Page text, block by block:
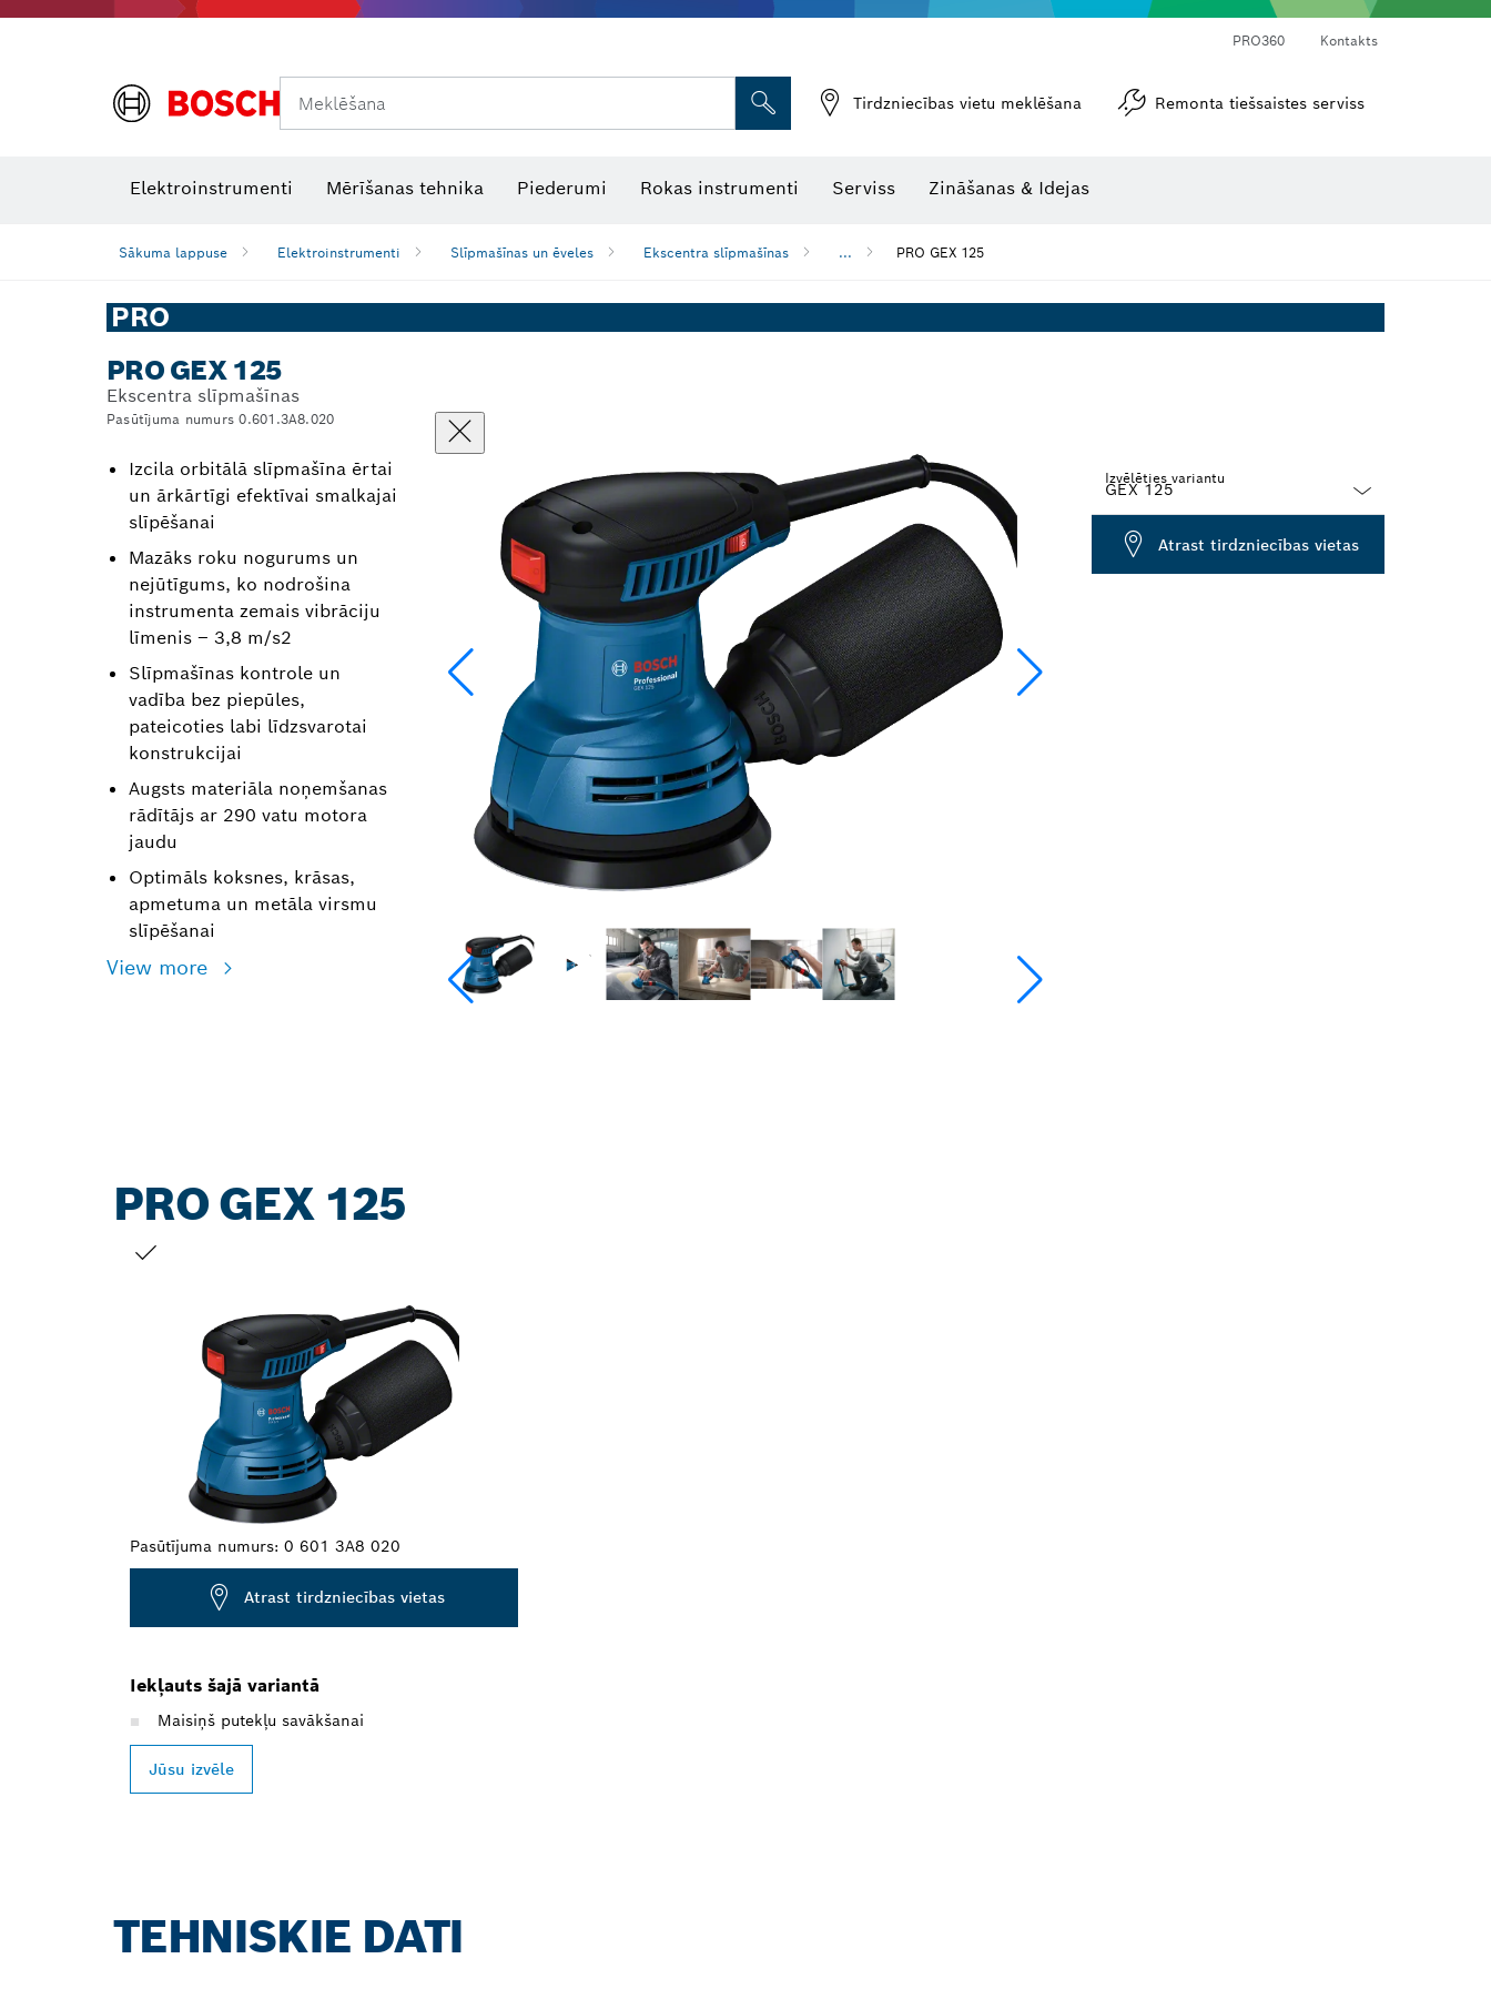
PRO360 Kontakts
Meklēšana Tirdzniecības vietu meklēšana Remonta tiešsaistes serviss
Elektroinstrumenti Mērīšanas tehnika Piederumi Rokas instrumenti Serviss Zināšanas & Idejas
Sākuma lappuse Elektroinstrumenti Slīpmašīnas un ēveles Ekscentra slīpmašīnas ... PRO GEX 125
PRO
PRO GEX 125
Ekscentra slīpmašīnas
Pasūtījuma numurs 0.601.3A8.020
Izcila orbitālā slīpmašīna ērtai
un ārkārtīgi efektīvai smalkajai
slīpēšanai
Mazāks roku nogurums un
nejūtīgums, ko nodrošina
instrumenta zemais vibrāciju
līmenis – 3,8 m/s2
Slīpmašīnas kontrole un
vadība bez piepūles,
pateicoties labi līdzsvarotai
konstrukcijai
Augsts materiāla noņemšanas
rādītājs ar 290 vatu motora
jaudu
Optimāls koksnes, krāsas,
apmetuma un metāla virsmu
slīpēšanai
View more
Izvēlēties variantu
Dropdown
closed
Atrast tirdzniecības vietas
PRO GEX 125
Pasūtījuma numurs: 0 601 3A8 020
Atrast tirdzniecības vietas
Iekļauts šajā variantā
Maisiņš putekļu savākšanai
Jūsu izvēle
TEHNISKIE DATI